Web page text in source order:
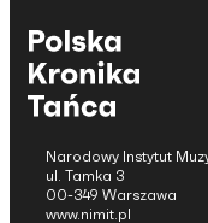
Narodowy Instytut
ul. Tamka 3
00-349 Warszawa
www.nimit.pl